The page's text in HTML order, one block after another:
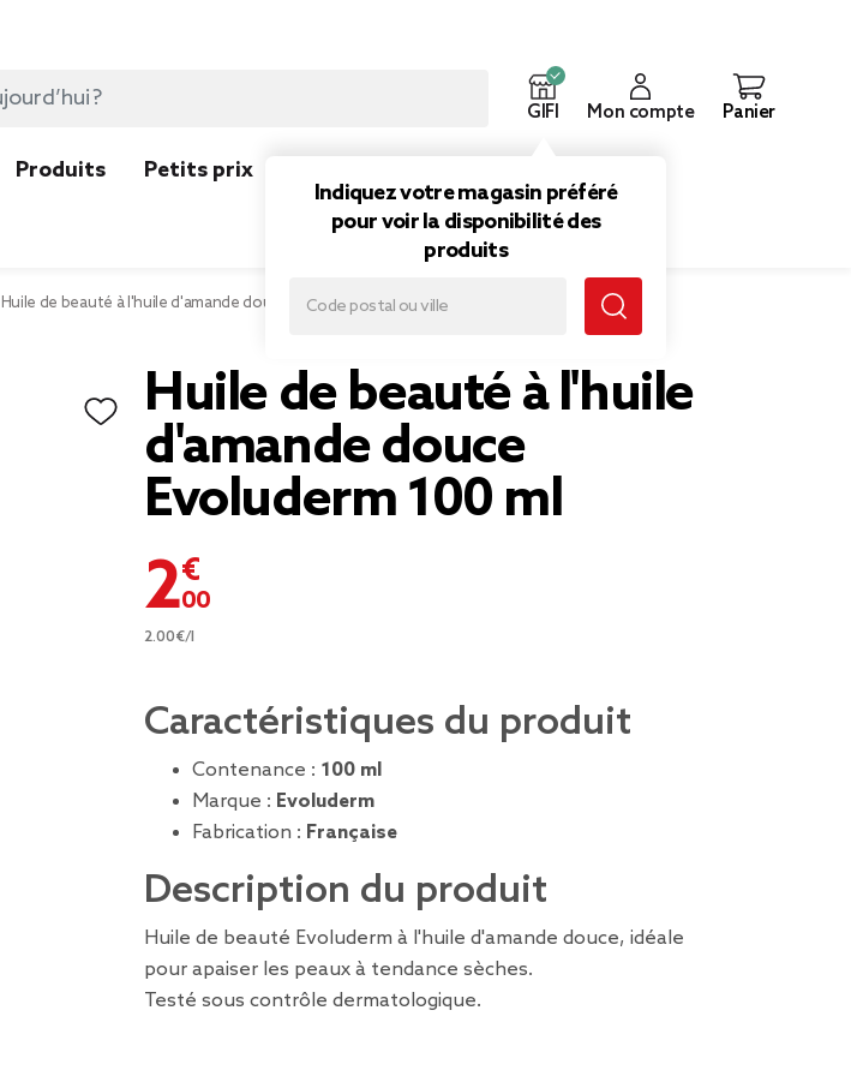
GIFI
Indiquez votre magasin préféré
pour voir la disponibilité des
produits
Mon compte Panier
Produits Petits prix
Huile de beauté à l'huile d'amande douce Evoluderm 100 ml
Huile de beauté à l'huile
d'amande douce
Evoluderm 100 ml
2,00 €
2.00€/l
Caractéristiques du produit
Contenance : 100 ml
Marque : Evoluderm
Fabrication : Française
Description du produit
Huile de beauté Evoluderm à l'huile d'amande douce, idéale
pour apaiser les peaux à tendance sèches.
Testé sous contrôle dermatologique.